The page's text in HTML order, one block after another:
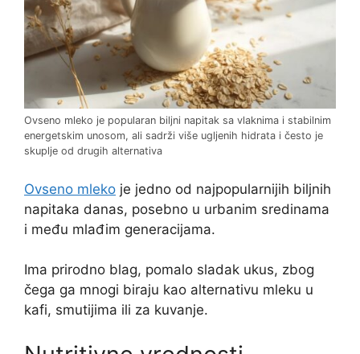
Ovseno mleko je popularan biljni napitak sa vlaknima i stabilnim
energetskim unosom, ali sadrži više ugljenih hidrata i često je
skuplje od drugih alternativa
Ovseno mleko je jedno od najpopularnijih biljnih
napitaka danas, posebno u urbanim sredinama
i među mlađim generacijama.
Ima prirodno blag, pomalo sladak ukus, zbog
čega ga mnogi biraju kao alternativu mleku u
kafi, smutijima ili za kuvanje.